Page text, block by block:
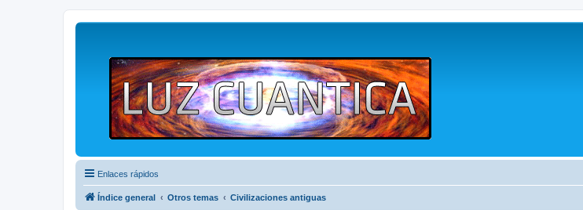
Enlaces rápidos
Índice general Otros temas Civilizaciones antiguas